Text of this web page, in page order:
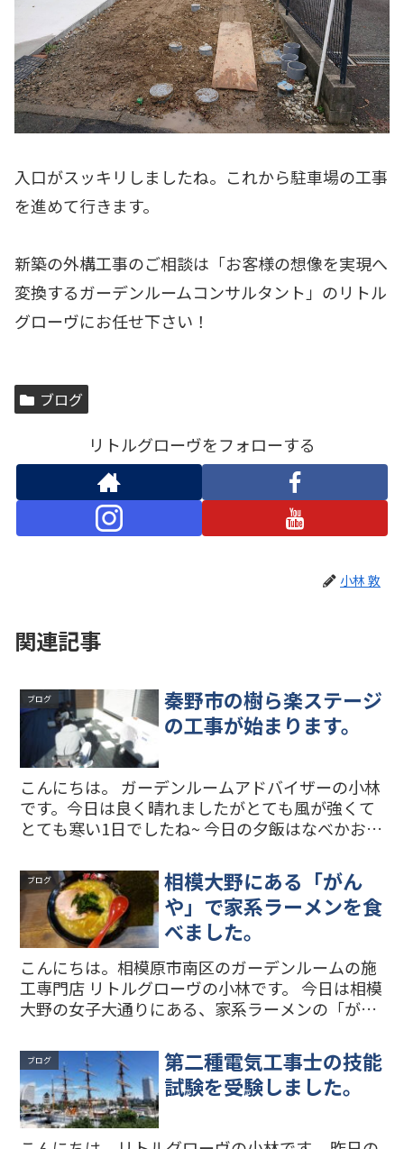
入口がスッキリしましたね。これから駐車場の工事
を進めて行きます。
新築の外構工事のご相談は「お客様の想像を実現へ
変換するガーデンルームコンサルタント」のリトル
グローヴにお任せ下さい！
ブログ
リトルグローヴをフォローする
小林 敦
関連記事
ブログ
秦野市の樹ら楽ステージ
の工事が始まります。
こんにちは。 ガーデンルームアドバイザーの小林
です。今日は良く晴れましたがとても風が強くて
とても寒い1日でしたね~ 今日の夕飯はなべかおで
のK様邸の樹ら楽ステージ(リクシルの人工木デッ
キ)の工事...
ブログ
相模大野にある「がん
や」で家系ラーメンを食
べました。
こんにちは。相模原市南区のガーデンルームの施
工専門店 リトルグローヴの小林です。 今日は相模
大野の女子大通りにある、家系ラーメンの「がん
中盛りラーメンを注文しました。スープと麺も好
みの味で、特にチ...
ブログ
第二種電気工事士の技能
試験を受験しました。